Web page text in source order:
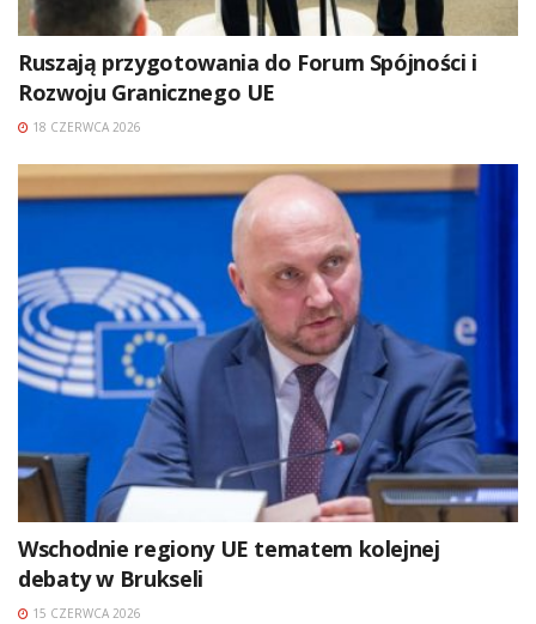
Ruszają przygotowania do Forum Spójności i
Rozwoju Granicznego UE
18 CZERWCA 2026
Wschodnie regiony UE tematem kolejnej
debaty w Brukseli
15 CZERWCA 2026